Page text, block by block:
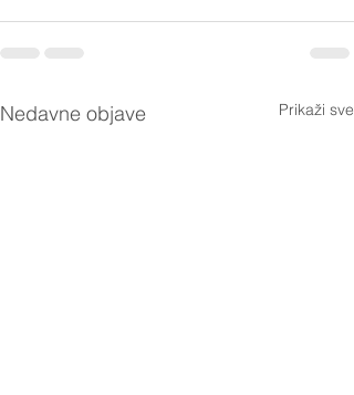
Nedavne objave Prikaži sve